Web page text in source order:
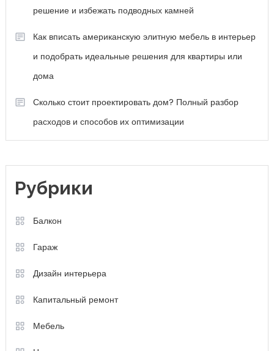
решение и избежать подводных камней
Как вписать американскую элитную мебель в интерьер
и подобрать идеальные решения для квартиры или
дома
Сколько стоит проектировать дом? Полный разбор
расходов и способов их оптимизации
Рубрики
Балкон
Гараж
Дизайн интерьера
Капитальный ремонт
Мебель